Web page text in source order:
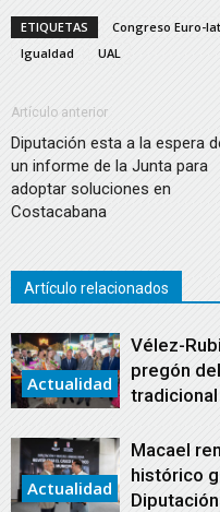
ETIQUETAS
Congreso Euro-
Igualdad
UAL
Artículo anterior
Diputación esta a la espera
un informe de la Junta para
adoptar soluciones en
Costacabana
Artículo relacionados
Actualidad
Vélez-
pregón
Actualidad
Macael
histórico
Diputación